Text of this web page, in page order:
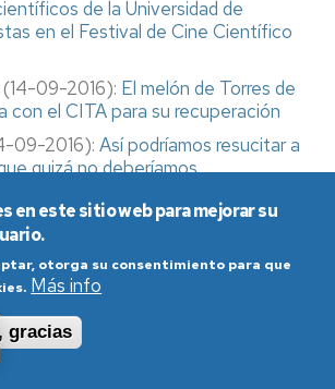
de la Universidad de
en el Festival de Cine Científico
(14-09-2016): El melón de Torres de
con el CITA para su recuperación
09-2016): Así podríamos resucitar a
quizá no deberíamos
Aragón(14-09-2016):Olona
de que los resultados de
al sector
09-2016):
(15-09-2016):
de investigación en el CITA para
en este sitio web para mejorar su
otorga su consentimiento para que
Más info
gracias